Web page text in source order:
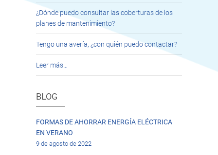
¿Dónde puedo consultar las coberturas de los
planes de mantenimiento?
Tengo una avería, ¿con quién puedo contactar?
Leer más…
BLOG
FORMAS DE AHORRAR ENERGÍA ELÉCTRICA
EN VERANO
9 de agosto de 2022